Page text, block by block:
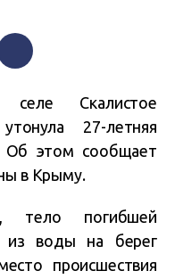
Скалистое
27-летняя
Об этом сообщает
в Крыму.
тело погибшей
из воды на берег
происшествия